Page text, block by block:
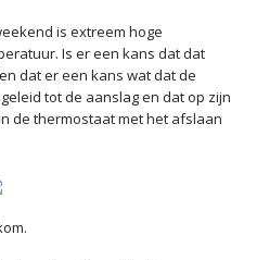
is extreem hoge
Is er een kans dat dat
dat er een kans wat dat de
tot de aanslag en dat op zijn
de thermostaat met het afslaan